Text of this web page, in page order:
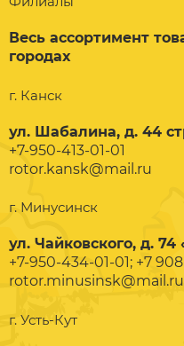
Весь ассортимент
городах
г. Канск
ул. Шабалина, д. 44
+7-950-413-01-01
rotor.kansk@mail.ru
г. Минусинск
ул. Чайковского, д. 74
+7-950-434-01-01; +7
rotor.minusinsk@mail.ru
г. Усть-Кут